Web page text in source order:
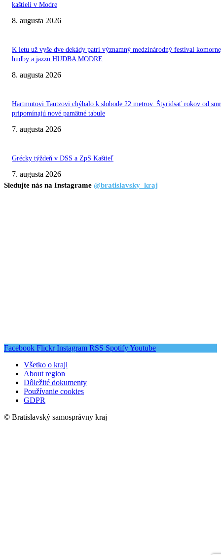
kaštieli v Modre
8. augusta 2026
K letu už vyše dve dekády patrí významný medzinárodný festival
hudby a jazzu HUDBA MODRE
8. augusta 2026
Hartmutovi Tautzovi chýbalo k slobode 22 metrov. Štyridsať rokov od
pripomínajú nové pamätné tabule
7. augusta 2026
Grécky týždeň v DSS a ZpS Kaštieľ
7. augusta 2026
Sledujte nás na Instagrame @bratislavsky_kraj
Facebook Flickr Instagram RSS SpotifyYoutube
Všetko o kraji
About region
Dôležité dokumenty
Používanie cookies
GDPR
© Bratislavský samosprávny kraj